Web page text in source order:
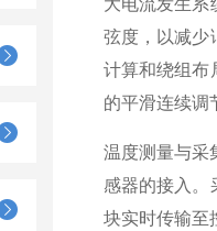
大电流发生系
弦度，以减少
计算和绕组布
的平滑连续调
温度测量与采
感器的接入。
块实时传输至